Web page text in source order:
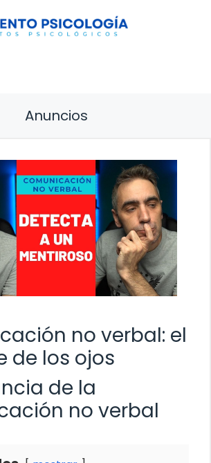
Anuncios
no verbal: el
de los ojos
de la
no verbal